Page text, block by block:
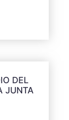
DEL
JUNTA